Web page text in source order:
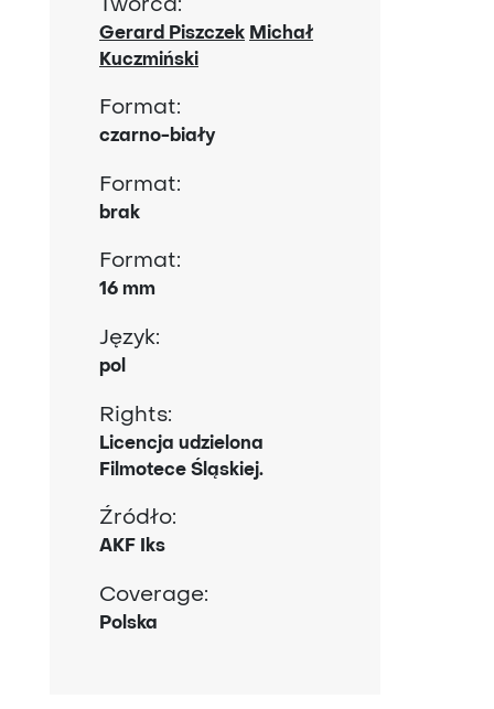
Twórca:
Gerard Piszczek Michał
Kuczmiński
Format:
czarno-biały
Format:
brak
Format:
16 mm
Język:
pol
Rights:
Licencja udzielona
Filmotece Śląskiej.
Źródło:
AKF Iks
Coverage:
Polska